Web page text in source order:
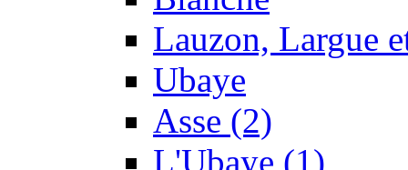
Lauzon, Largue
Ubaye
Asse (2)
L'Ubaye (1)